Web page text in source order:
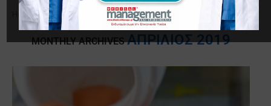
Home Archives
MONTHLY ARCHIVESΑΠΡΊΛΙΟΣ 2019